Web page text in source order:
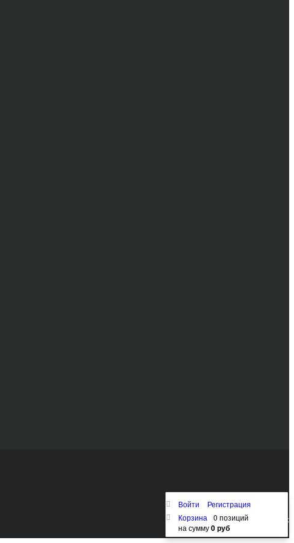
Наверх
Войти
Регистрация
Корзина
0 позиций
на сумму0 руб